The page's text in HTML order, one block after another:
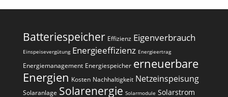
t
i
v
e
:
Batteriespeicher Effizienz Eigenverbrauch
Einspeisevergütung Energieeffizienz Energieertrag
Energiemanagement Energiespeicher erneuerbare
Energien Kosten Nachhaltigkeit Netzeinspeisung
Solaranlage Solarenergie Solarmodule Solarstrom